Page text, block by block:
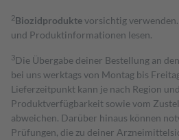
2Biozidproduktevorsichtig
und Produktinformationen lesen.
3Die Übergabe deiner Bestellung an
bei uns werktags von Montag bis
Lieferzeitpunkt kann je nach Region
Produktverfügbarkeit sowie vom
abweichen. Darüber hinaus können
Prüfungen, die zu deiner